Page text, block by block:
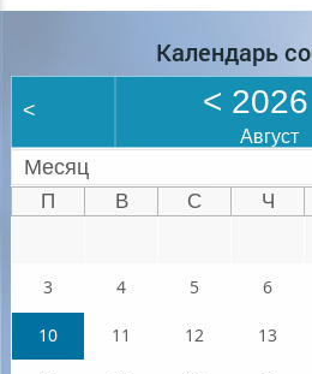
Календарь
< < 2026
Август
Месяц
П В С Ч
3 4 5 6
10 11 12 13